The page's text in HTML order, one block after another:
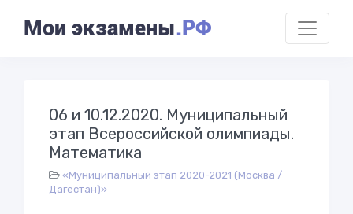
Мои экзамены.РФ
06 и 10.12.2020. Муниципальный
этап Всероссийской олимпиады.
Математика
«Муниципальный этап 2020-2021 (Москва /
Дагестан)»